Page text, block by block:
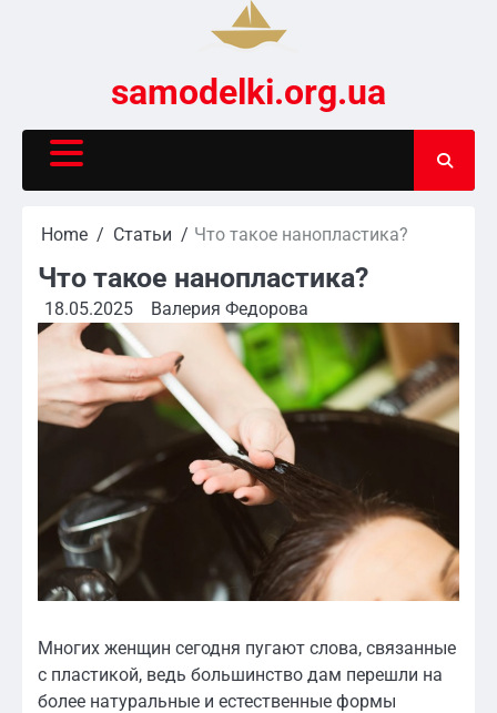
samodelki.org.ua
Home Статьи Что такое нанопластика?
Что такое нанопластика?
18.05.2025 Валерия Федорова
Многих женщин сегодня пугают слова, связанные
с пластикой, ведь большинство дам перешли на
более натуральные и естественные формы